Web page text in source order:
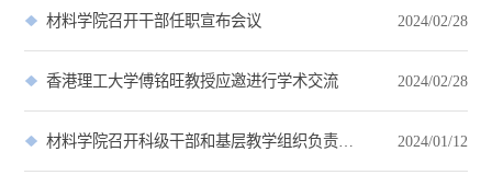
材料学院召开干部任职宣布会议 2024/02/28
香港理工大学傅铭旺教授应邀进行学术交流 2024/02/28
2024/01/12